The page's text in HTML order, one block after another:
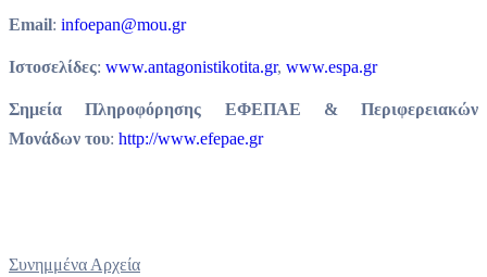
Εmail: infoepan@mou.gr
Ιστοσελίδες: www.antagonistikotita.gr, www.espa.gr
Σημεία Πληροφόρησης ΕΦΕΠΑΕ & Περιφερειακών
Μονάδων του: http://www.efepae.gr
Συνημμένα Αρχεία